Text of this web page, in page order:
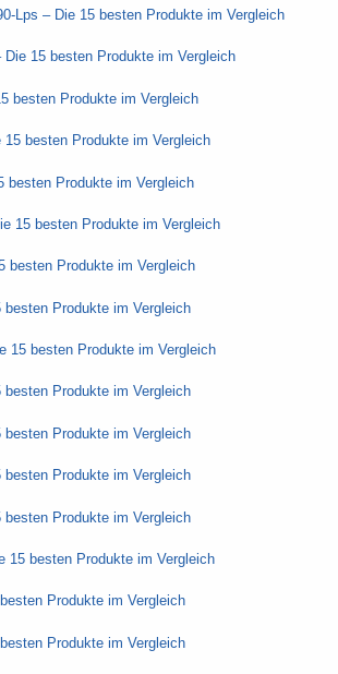
Lps – Die 15 besten Produkte im Vergleich
Die 15 besten Produkte im Vergleich
besten Produkte im Vergleich
15 besten Produkte im Vergleich
besten Produkte im Vergleich
15 besten Produkte im Vergleich
besten Produkte im Vergleich
besten Produkte im Vergleich
15 besten Produkte im Vergleich
besten Produkte im Vergleich
besten Produkte im Vergleich
besten Produkte im Vergleich
besten Produkte im Vergleich
15 besten Produkte im Vergleich
Produkte im Vergleich
Produkte im Vergleich